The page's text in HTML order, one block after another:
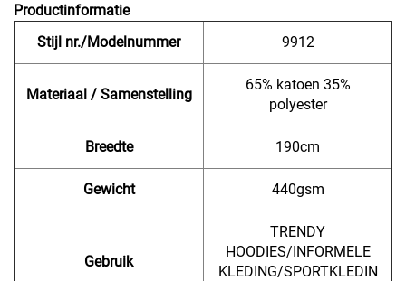
Productinformatie
Stijl nr./Modelnummer
9912
Materiaal / Samenstelling
65% katoen 35%
polyester
Breedte 190cm
Gewicht 440gsm
Gebruik
TRENDY
HOODIES/INFORMELE
KLEDING/SPORTKLEDIN